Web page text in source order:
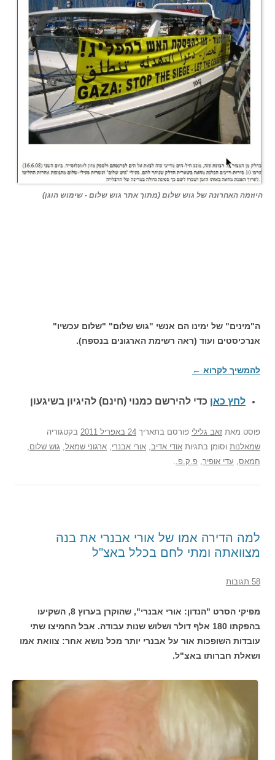
היוזמה האחרונה של גוש שלום (מתוך אתר גוש שלום - שימוש הוגן)
ה"מינים" של ימינו הם אנשי "גוש שלום" "שלום עכשיו"
אנרכיסטים ועוד (ראה רשימת הארגונים בנספח).
להמשיך לקרוא ←
לחץ כאן כדי להירשם כמנוי (חינם) להיגיון בשיגעון
פוסט מאת זאב גלילי פורסם בתאריך 24 באפריל 2011
בקטגוריה
שמאלנות וסומן בתגיות אודי אדיב, אורי אבנרי, ארגוני שמאל, גוש שלום,
חמאס, עדי אופיר, פ.ק.פ..
למה הדירה אמו של אורי אבנרי את בנה
מצוואתה ומתי לחם בכלל באצ"ל
58 תגובות
מפיקי הסרט "הנדון: אורי אבנרי", שהוקרן בערוץ 8, השקיעו
בהפקתו 180 אלף דולר ושלוש שנות עבודה. אבל החמיצו שתי
עובדות השופכות אור על אבנרי יותר מכל נושא אחר: צוואת אמו
ושאלת חברותו באצ"ל.